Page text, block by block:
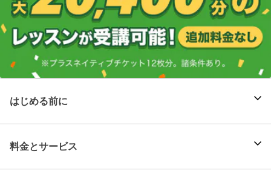
はじめる前に
料金とサービス